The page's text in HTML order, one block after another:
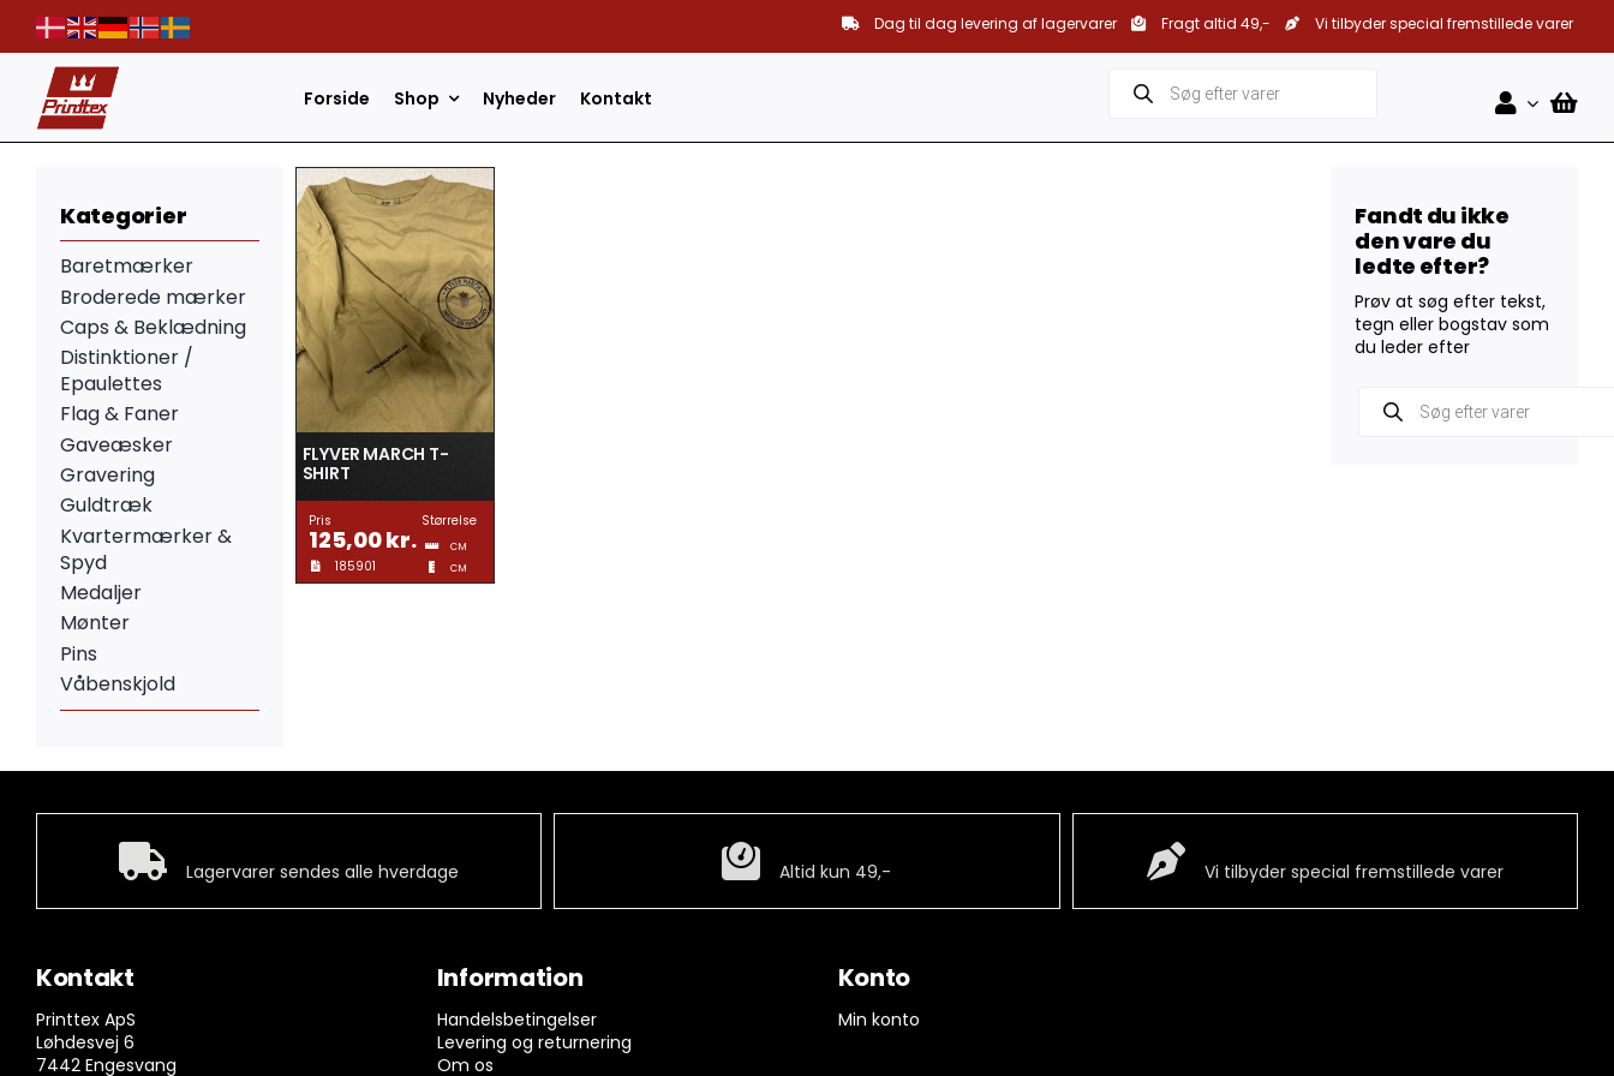
content
Dag til dag levering af lagervarer Fragt altid 49,- Vi tilbyder special fremstillede varer
Forside Shop Nyheder Kontakt search
Kategorier
Baretmærker
Broderede mærker
Caps & Beklædning
Distinktioner /
Epaulettes
Flag & Faner
Gaveæsker
Gravering
Guldtræk
Kvartermærker &
Spyd
Medaljer
Mønter
Pins
Våbenskjold
FLYVER MARCH T-
SHIRT
Pris
125,00kr.
185901
Størrelse
CM
CM
Fandt du ikke
den vare du
ledte efter?
Prøv at søg efter tekst,
tegn eller bogstav som
du leder efter
search
Lagervarer sendes alle hverdage Altid kun 49,- Vi tilbyder special fremstillede varer
Kontakt
Printtex ApS
Løhdesvej 6
7442 Engesvang
Information
Handelsbetingelser
Levering og returnering
Om os
Konto
Min konto